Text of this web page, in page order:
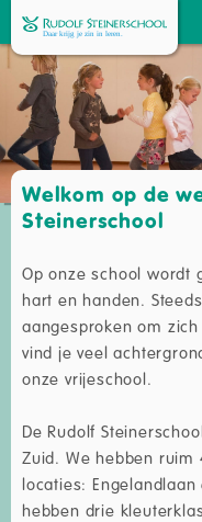
Welkom op de
Steinerschool
Op onze school wordt
hart en handen.
aangesproken om
vind je veel
onze vrijeschool.
De Rudolf
Zuid. We hebben ruim
locaties:
hebben drie